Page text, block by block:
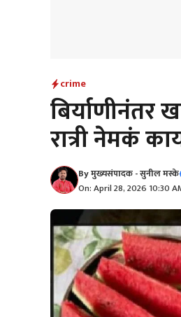
crime
बिर्याणीनंतर
रात्री नेमकं
Byमुख्यसंपादक - सुनील मस्के
On: April 28, 2026 10:30